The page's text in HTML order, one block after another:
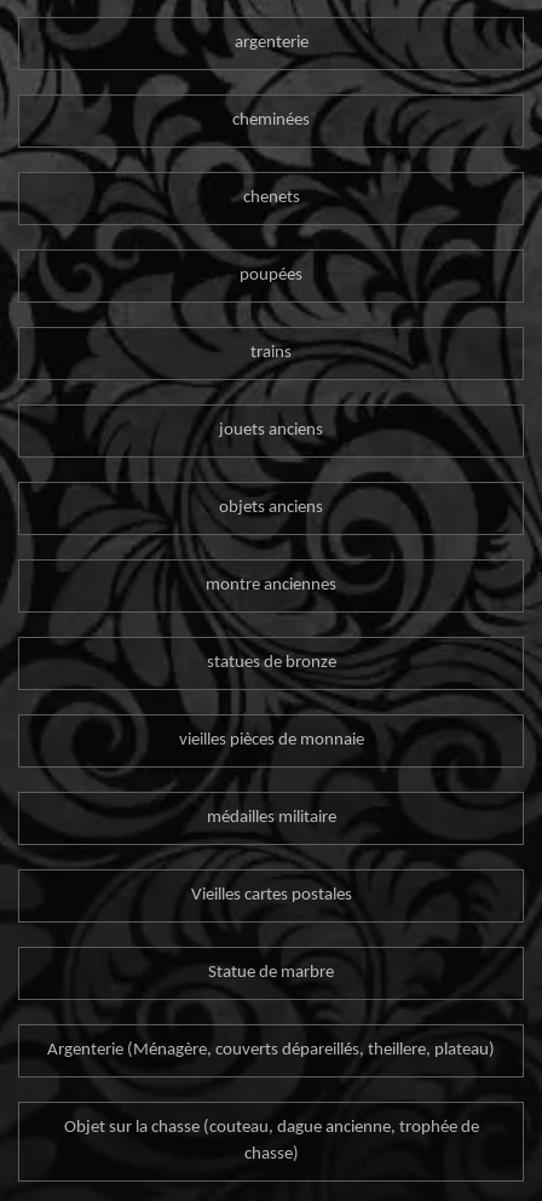
argenterie
cheminées
chenets
poupées
trains
jouets anciens
objets anciens
montre anciennes
statues de bronze
vieilles pièces de monnaie
médailles militaire
Vieilles cartes postales
Statue de marbre
Argenterie (Ménagère, couverts dépareillés, theillere, plateau)
Objet sur la chasse (couteau, dague ancienne, trophée de
chasse)